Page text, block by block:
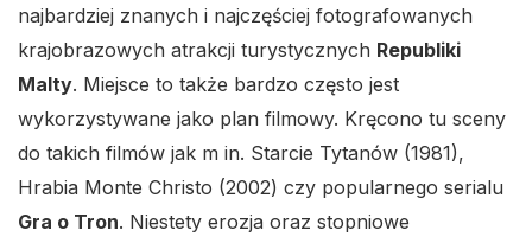
najbardziej znanych i najczęściej fotografowanych
krajobrazowych atrakcji turystycznych Republiki
Malty. Miejsce to także bardzo często jest
wykorzystywane jako plan filmowy. Kręcono tu sceny
do takich filmów jak m in. Starcie Tytanów (1981),
Hrabia Monte Christo (2002) czy popularnego serialu
Gra o Tron. Niestety erozja oraz stopniowe